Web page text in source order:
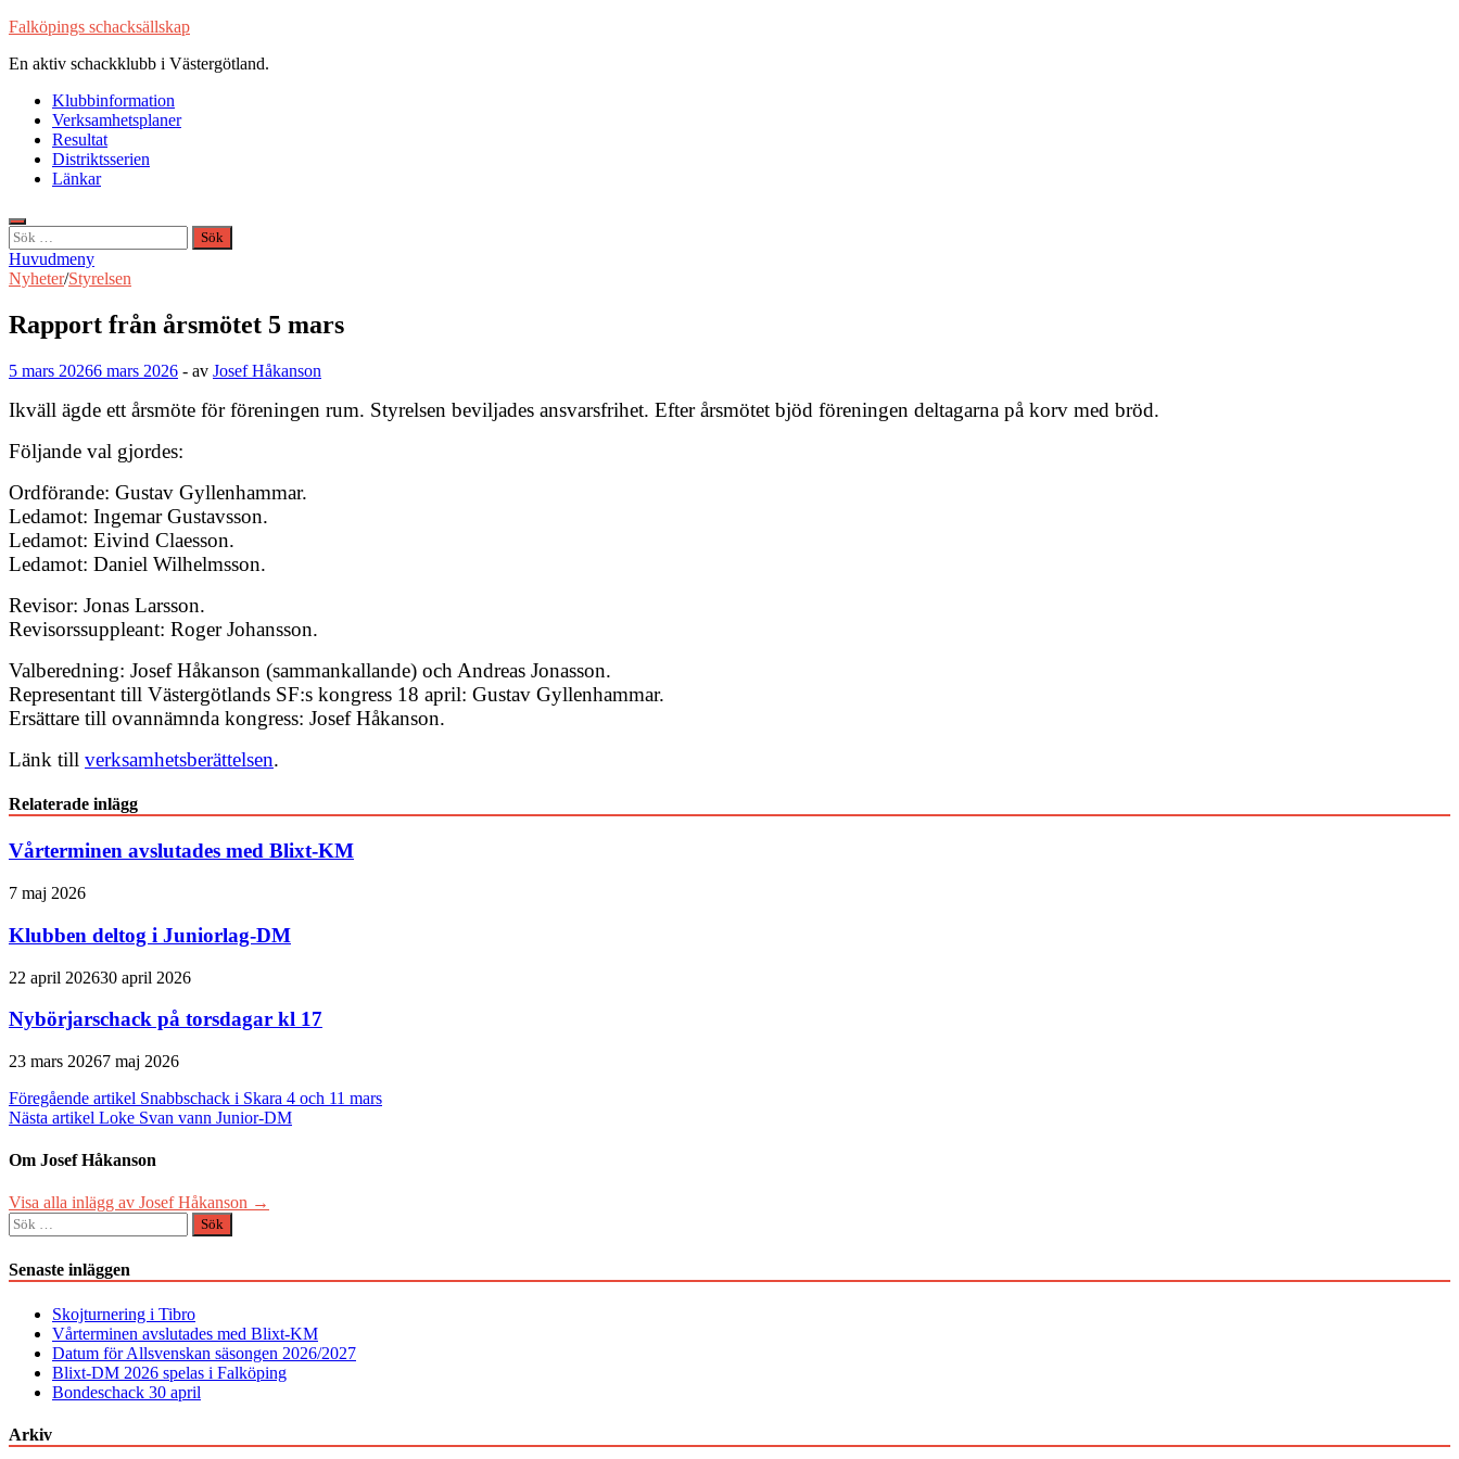
Hoppa
innehåll
Falköpings schacksällskap
En aktiv schackklubb i Västergötland.
Klubbinformation
Verksamhetsplaner
Resultat
Distriktsserien
Länkar
Sök
efter:
Huvudmeny
Nyheter/Styrelsen
Rapport från årsmötet 5 mars
5 mars 20266 mars 2026 - av Josef Håkanson
Ikväll ägde ett årsmöte för föreningen rum. Styrelsen beviljades ansvarsfrihet. Efter årsmötet bjöd föreningen deltagarna på korv med bröd.
Följande val gjordes:
Ordförande: Gustav Gyllenhammar.
Ledamot: Ingemar Gustavsson.
Ledamot: Eivind Claesson.
Ledamot: Daniel Wilhelmsson.
Revisor: Jonas Larsson.
Revisorssuppleant: Roger Johansson.
Valberedning: Josef Håkanson (sammankallande) och Andreas Jonasson.
Representant till Västergötlands SF:s kongress 18 april: Gustav Gyllenhammar.
Ersättare till ovannämnda kongress: Josef Håkanson.
Länk till verksamhetsberättelsen.
Relaterade inlägg
Vårterminen avslutades med Blixt-KM
7 maj 2026
Klubben deltog i Juniorlag-DM
22 april 202630 april 2026
Nybörjarschack på torsdagar kl 17
23 mars 20267 maj 2026
Inläggsnavigering
Föregående artikel Snabbschack i Skara 4 och 11 mars
Nästa artikel Loke Svan vann Junior-DM
Om Josef Håkanson
Visa alla inlägg av Josef Håkanson →
Sök
efter:
Senaste inläggen
Skojturnering i Tibro
Vårterminen avslutades med Blixt-KM
Datum för Allsvenskan säsongen 2026/2027
Blixt-DM 2026 spelas i Falköping
Bondeschack 30 april
Arkiv